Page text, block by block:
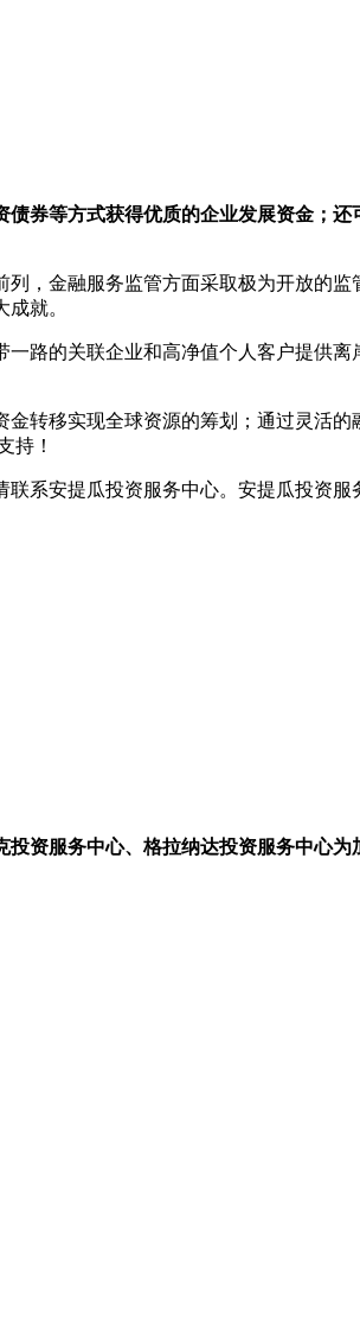
券等方式获得优质的企业发展资金；
，金融服务监管方面采取极为开放的
就。
路的关联企业和高净值个人客户提供
转移实现全球资源的筹划；通过灵活
持！
系安提瓜投资服务中心。安提瓜投资
资服务中心、格拉纳达投资服务中心